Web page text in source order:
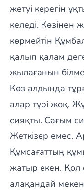
жетуі керегін
келеді. Көзінен
көрмейтін
қалып қалам
жылағанын
Көз алдында
алар түрі жоқ.
сияқты. Сағым
Жеткізер емес.
Құмсағаттың
жатыр екен. Қол
алақандай